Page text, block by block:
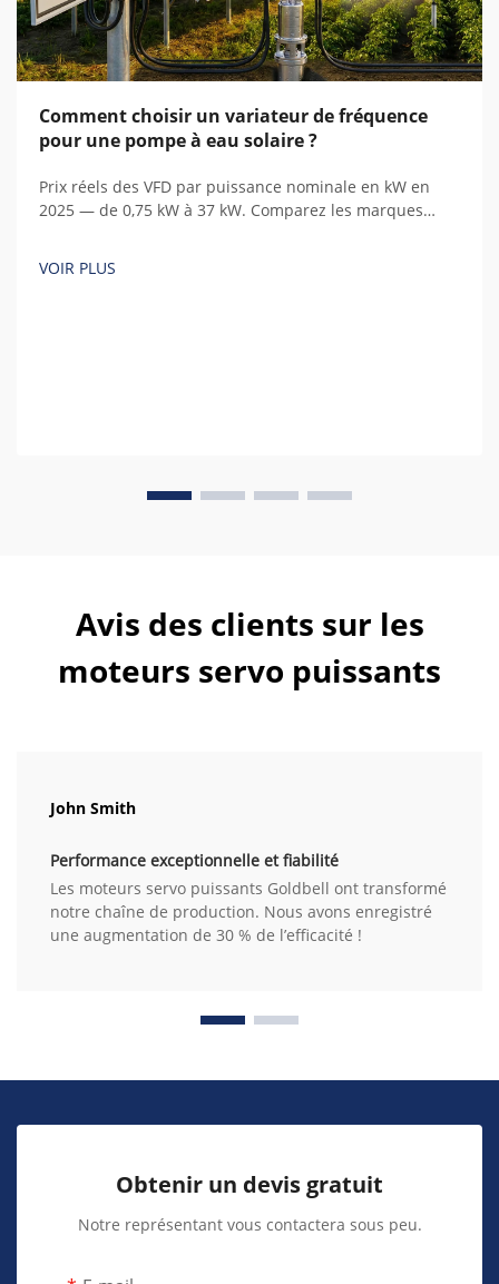
Comment choisir un variateur de fréquence
pour une pompe à eau solaire ?
Prix réels des VFD par puissance nominale en kW en
2025 — de 0,75 kW à 37 kW. Comparez les marques
VOIR PLUS
Avis des clients sur les
moteurs servo puissants
John Smith
Performance exceptionnelle et fiabilité
Les moteurs servo puissants Goldbell ont transformé
notre chaîne de production. Nous avons enregistré
une augmentation de 30 % de l’efficacité !
Obtenir un devis gratuit
Notre représentant vous contactera sous peu.